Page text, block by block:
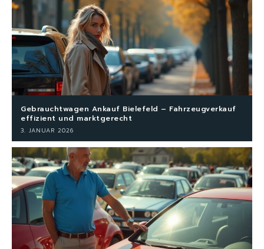
Gebrauchtwagen Ankauf Bielefeld – Fahrzeugverkauf
effizient und marktgerecht
3. JANUAR 2026